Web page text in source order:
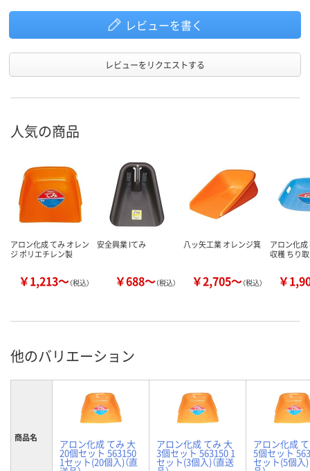
レビューを書く
レビューをリクエストする
人気の商品
アロン化成 てみ オレン
ジ ポリエチレン製
￥1,213～（税込）
安全興業 Iてみ
￥688～（税込）
八ッ矢工業 オレンジ箕
￥2,705～（税込）
アロン化成
収穫 ちり
￥
他のバリエーション
商品名 アロン化成 てみ 大
20個セット 563150
1セット(20個入)（直
アロン化成 てみ 大
3個セット 563150 1
セット(3個入)（直送
アロン化成
5個セット
セット(5個入)